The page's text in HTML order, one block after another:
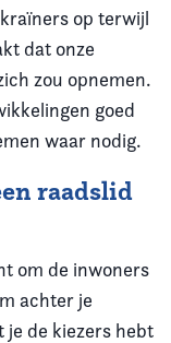
op terwijl
dat onze
zou opnemen.
goed
waar nodig.
raadslid
om de inwoners
achter je
je de kiezers hebt